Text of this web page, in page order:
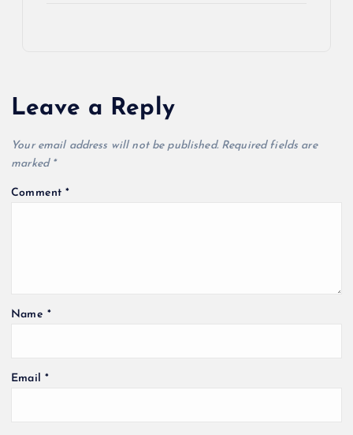
Leave a Reply
Your email address will not be published. Required fields are
marked *
Comment*
Name *
Email *